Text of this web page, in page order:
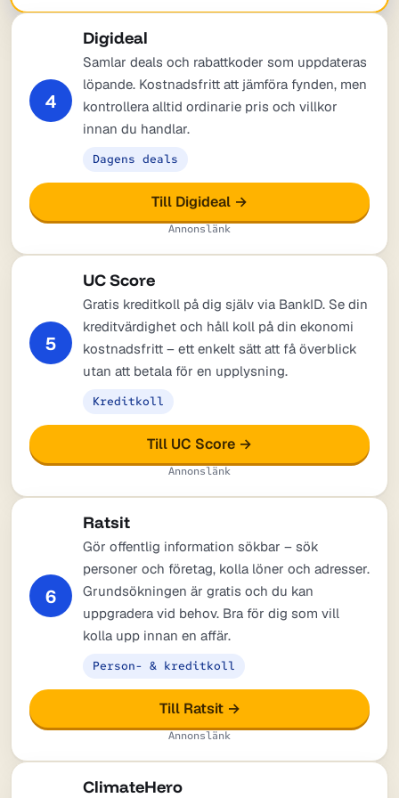
4
Digideal
Samlar deals och rabattkoder som uppdateras
löpande. Kostnadsfritt att jämföra fynden, men
kontrollera alltid ordinarie pris och villkor
innan du handlar.
Dagens deals
Till Digideal →
Annonslänk
5
UC Score
Gratis kreditkoll på dig själv via BankID. Se din
kreditvärdighet och håll koll på din ekonomi
kostnadsfritt – ett enkelt sätt att få överblick
utan att betala för en upplysning.
Kreditkoll
Till UC Score →
Annonslänk
6
Ratsit
Gör offentlig information sökbar – sök
personer och företag, kolla löner och adresser.
Grundsökningen är gratis och du kan
uppgradera vid behov. Bra för dig som vill
kolla upp innan en affär.
Person- & kreditkoll
Till Ratsit →
Annonslänk
ClimateHero